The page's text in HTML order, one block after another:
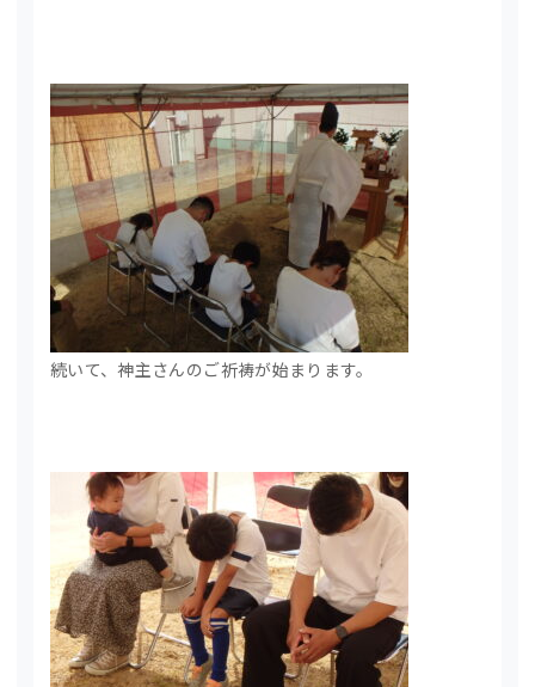
続いて、神主さんのご祈祷が始まります。